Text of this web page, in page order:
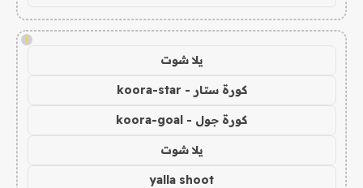
!
يلا شوت
كورة ستار - koora-star
كورة جول - koora-goal
يلا شوت
yalla shoot